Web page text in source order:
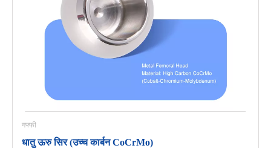
गफ्फी
धातु ऊरु सिर (उच्च कार्बन CoCrMo)